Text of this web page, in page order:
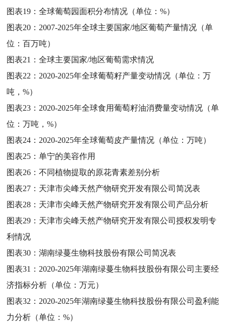
图表19：全球葡萄园面积分布情况（单位：%）
图表20： 2007-2025年全球主要国家/地区葡萄产量情况（单
位：百万吨）
图表21：全球主要国家/地区葡萄需求情况
图表22： 2020-2025年全球葡萄籽产量变动情况（单位：万
吨，%）
图表23： 2020-2025年全球食用葡萄籽油消费量变动情况（单
位：万吨，%）
图表24： 2020-2025年全球葡萄皮产量情况（单位：万吨）
图表25：单宁的美容作用
图表26：不同植物提取的原花青素差别分析
图表27： 天津市尖峰天然产物研究开发有限公司简况表
图表28： 天津市尖峰天然产物研究开发有限公司产品分析
图表29： 天津市尖峰天然产物研究开发有限公司授权发明专
利情况
图表30：湖南绿蔓生物科技股份有限公司简况表
图表31： 2020-2025年湖南绿蔓生物科技股份有限公司主要经
济指标分析（单位：万元）
图表32： 2020-2025年湖南绿蔓生物科技股份有限公司盈利能
力分析（单位：%）